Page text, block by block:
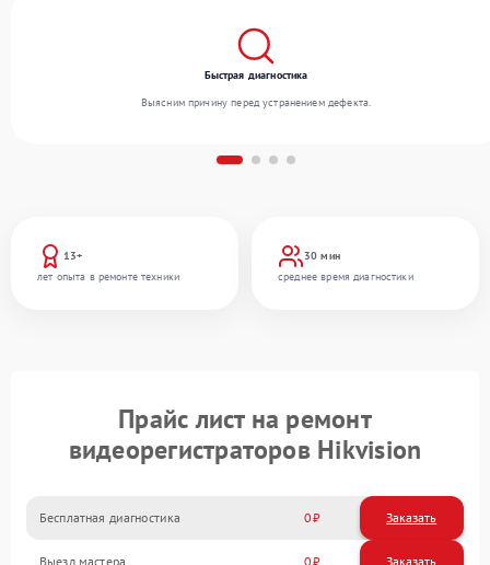
13+
лет опыта в ремонте техники
30 мин
среднее время диагностики
Быстрая диагностика
Выясним причину перед устранением дефекта.
Прайс лист на ремонт
видеорегистраторов Hikvision
Бесплатная диагностика 0 Заказать
Выезд мастера 0 Заказать